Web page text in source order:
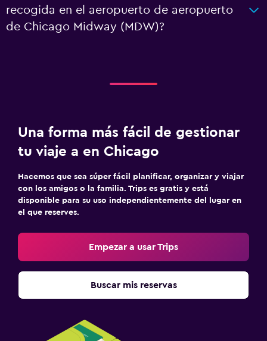
recogida en el aeropuerto de aeropuerto
de Chicago Midway (MDW)?
Una forma más fácil de gestionar
tu viaje a en Chicago
Hacemos que sea súper fácil planificar, organizar y viajar
con los amigos o la familia. Trips es gratis y está
disponible para su uso independientemente del lugar en
el que reserves.
Empezar a usar Trips
Buscar mis reservas